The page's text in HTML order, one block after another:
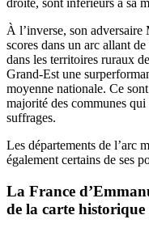
droite, sont inférieurs à sa
À l’inverse, son adversaire
scores dans un arc allant
dans les territoires ruraux
Grand-Est une
moyenne nationale. Ce
majorité des communes
suffrages.
Les départements de l’arc
également certains de ses
La France
de la carte